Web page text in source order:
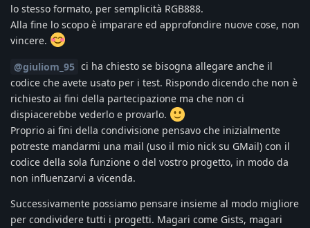
lo stesso formato, per semplicità RGB888.
Alla fine lo scopo è imparare ed approfondire nuove cose, non
vincere.
@giuliom_95 ci ha chiesto se bisogna allegare anche il
codice che avete usato per i test. Rispondo dicendo che non è
richiesto ai fini della partecipazione ma che non ci
dispiacerebbe vederlo e provarlo.
Proprio ai fini della condivisione pensavo che inizialmente
potreste mandarmi una mail (uso il mio nick su GMail) con il
codice della sola funzione o del vostro progetto, in modo da
non influenzarvi a vicenda.
Successivamente possiamo pensare insieme al modo migliore
per condividere tutti i progetti. Magari come Gists, magari